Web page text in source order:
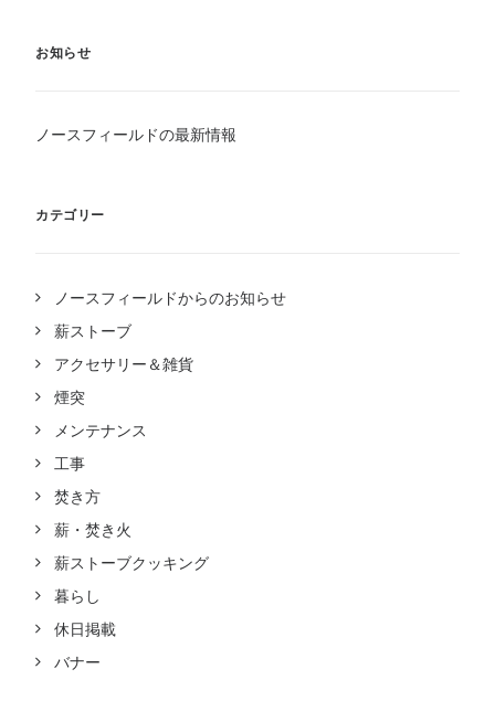
お知らせ
ノースフィールドの最新情報
カテゴリー
ノースフィールドからのお知らせ
薪ストーブ
アクセサリー＆雑貨
煙突
メンテナンス
工事
焚き方
薪・焚き火
薪ストーブクッキング
暮らし
休日掲載
バナー